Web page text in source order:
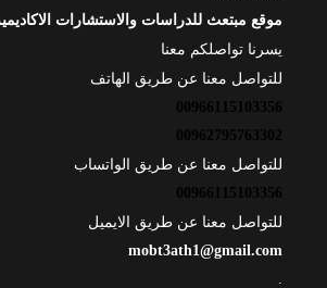
موقع مبتعث للدراسات والاستشارات
يسرنا تواصلكم معنا
للتواصل معنا عن طريق الهاتف
00966115103356
00962795763302
للتواصل معنا عن طريق الواتساب
00966115103356
للتواصل معنا عن طريق الايميل
mobt3ath1@gmail.com